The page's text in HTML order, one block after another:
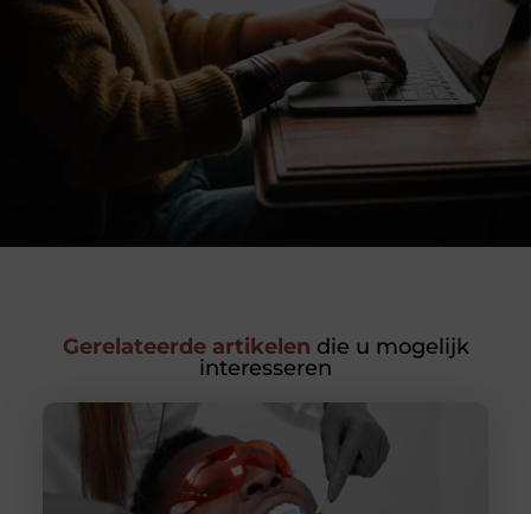
Gerelateerde artikelen die u mogelijk
interesseren